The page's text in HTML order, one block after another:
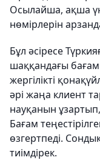
Осылайша, ақша
нөмірлерін
Бұл әсіресе
шаққандағы
жергілікті
әрі жаңа клиент
науқанын
Бағам
өзгертпеді.
тиімдірек.